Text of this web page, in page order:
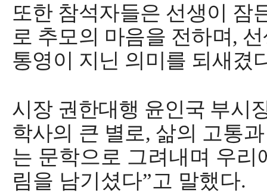
또한 참석자들은 선생이 잠
로 추모의 마음을 전하며,
통영이 지닌 의미를 되새겼
시장 권한대행 윤인국 부시
학사의 큰 별로, 삶의 고통
는 문학으로 그려내며 우
림을 남기셨다”고 말했다.